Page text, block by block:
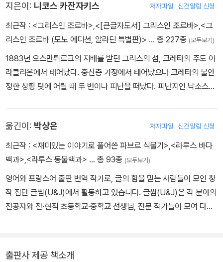
지은이: 니코스 카잔자키스 저자파일 신간알림 신청
최근작 : <그리스인 조르바>,<[큰글자도서] 그리스인 조르바>,<그
리스인 조르바 (모노 에디션, 알라딘 특별판)> … 총 227종 (모두보기)
1883년 오스만튀르크의 지배를 받던 그리스의 섬, 크레타의 주도 이
라클리온에서 태어났다. 중산층 가정에서 태어났으나 크레타의 불안
정한 상황 탓에 어릴 때 두 번이나 피난을 떠났다. 피난지인 낙소스에
대》를 비롯한 문학 작품을 몇 편 발표했다. 파리의 법학 대학원에 진
학해서도 법학보다는 니체와 베르그송의 사상에 심취했다. 1917년
친구 기오르고스 조르바와 갈탄 광산을 운영한 경험은 훗날 《그리스
왕성하게 활동했으며 끊임없이 여행을 다녔다. 수많은 문학 작품을
남겼는데, 일단 완성된 원고라도 몇 번 개작한 뒤 출판하곤 했다. 193
8년에 대표작 중 하나인 《오디세이아》를, 1946년에는 《그리스인 조
샘 이상으로 오른쪽 눈의 시력을 잃었으나 문학 활동을 계속하며 《미
옮긴이: 박상은 저자파일 신간알림 신청
최근작 : <재미있는 이야기로 풀어쓴 파브르 식물기>,<라루스 바다
백과>,<라루스 동물백과> … 총 93종 (모두보기)
영어와 프랑스어 출판 번역 작가로, 글의 힘을 믿는 사람들이 모인 창
작 집단 글씸(U&J)에서 활동하고 있습니다. 글씸(U&J)은 각 분야의
전공자와 전·현직 초등학교·중학교 선생님, 전문 작가들이 모여 다양
출판사 제공 책소개